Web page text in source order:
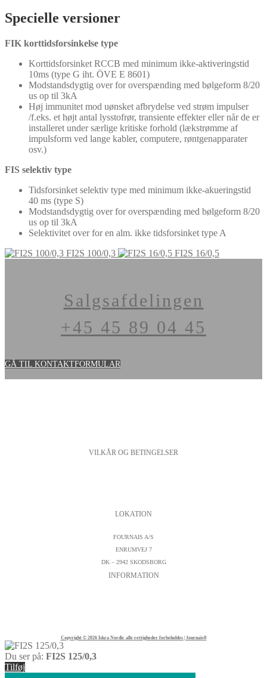
Specielle versioner
FIK korttidsforsinkelse type
Korttidsforsinket RCCB med minimum ikke-aktiveringstid
10ms (type G iht. ÖVE E 8601)
Modstandsdygtig over for overspænding med bølgeform 8/20
us op til 3kA
Høj immunitet mod uønsket afbrydelse ved strøm impulser
/f.eks. et højt antal lysstofrør, transiente effekter eller når de er
installeret under særlige kritiske forhold (lækstrømme af
impulsform ved lange kabler, computere, røntgenapparater
osv.)
FIS selektiv type
Tidsforsinket selektiv type med minimum ikke-akueringstid
40 ms (type S)
Modstandsdygtig over for overspænding med bølgeform 8/20
us op til 3kA
Selektivitet over for en alm. ikke tidsforsinket type A
FI2S 100/0,3
FI2S 16/0,5
Salgsafdelingen
+45 45 89 04 45
GÅ TIL KONTAKTFORMULAR
VILKÅR OG BETINGELSER
LOKATION
FOURNAIS A/S
ENRUMVEJ 7
DK – 2942 SKODSBORG
INFORMATION
Copyright © 2026 Iskra Nordic alle rettigheder forbeholdes | fournais®
Du ser på: FI2S 125/0,3
Tilføj